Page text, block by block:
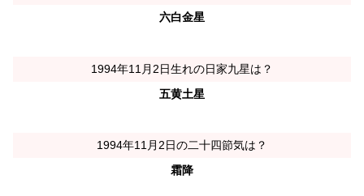
六白金星
1994年11月2日生れの日家九星は？
五黄土星
1994年11月2日の二十四節気は？
霜降